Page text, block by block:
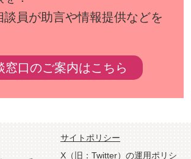
談員が助言や情報提供などを
窓口のご案内はこちら
サイトポリシー
X（旧：Twitter）の運用ポリシ